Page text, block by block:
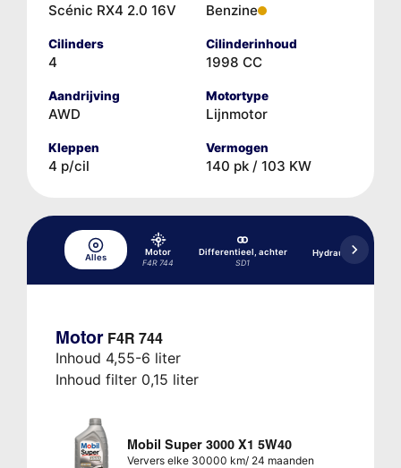
Scénic RX4 2.0 16V Benzine
Cilinders
4
Cilinderinhoud
1998 CC
Aandrijving
AWD
Motortype
Lijnmotor
Kleppen
4 p/cil
Vermogen
140 pk / 103 KW
Alles
Motor
F4R 744
Differentieel, achter
SD1
Hydraulisch
ABS
Motor F4R 744
Inhoud 4,55-6 liter
Inhoud filter 0,15 liter
Mobil Super 3000 X1 5W40
Ververs elke 30000 km/ 24 maanden